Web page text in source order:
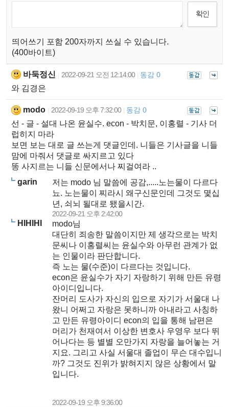
띄어쓰기 포함 200자까지 쓰실 수 있습니다.
(400바이트)
바둑정신 2022-09-21 오전 12:14:00 동감 0
와 김경은
modo 2022-09-19 오후 7:32:00 동감 0
선 - 글 - 설대 나온 윤실수. econ - 박치문, 이홍렬 - 기사 더
럽히지 마라
보면 보는 대로 글 쓰는게 댓글인데. 니들은 기사글을 니들
맘에 마줘서 댓글로 싸지르고 있다
똥 사지르는 니들 신문에서나 찌걸여라 ..
garin
저는 modo 님 말씀에 공감,.....노는물이 다르다
뇨. 노는물이 찌라시 왜구신문인데 그것도 몇십
년, 쇠뇌 될대로 됐을시간.
2022-09-21 오후 2:42:00
HIHIHI
modo님
대단히 죄송한 말씀이지만 제 생각으로는 박치
문씨나 이홍렬씨는 윤실수와 아무런 관계가 없
는 인물이라 판단합니다.
즉 노는 물(수준)이 다르다는 것입니다.
econ은 윤실수가 자기 자랑하기 위해 만든 유령
아이디입니다.
잔머리 도사가 자신의 입으로 자기가 서울대 나
왔니 어쩌고 자랑은 못하니까 아내라고 사칭하
고 만든 유령아이디 econ의 입을 통해 남편은
머리가 천재여서 이상한 변호사 우영우 보다 뛰
어나다는 등 별별 오만가지 자랑을 늘어놓는 거
지요. 그리고 사실 서울대 졸업이 무슨 대수입니
까? 그것도 진위가 밝혀지지 않은 상황에서 말
입니다.
2022-09-19 오후 9:36:00